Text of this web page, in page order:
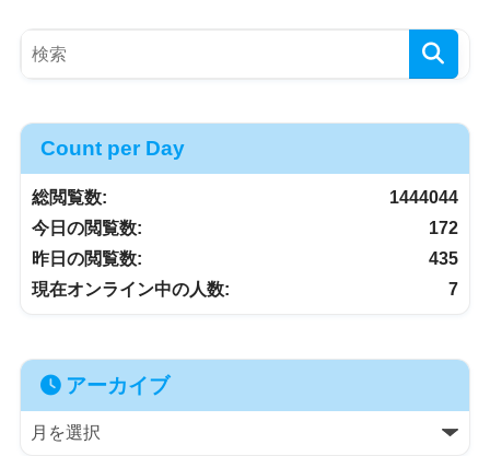
Count per Day
1444044
総閲覧数:
172
今日の閲覧数:
435
昨日の閲覧数:
7
現在オンライン中の人数:
アーカイブ